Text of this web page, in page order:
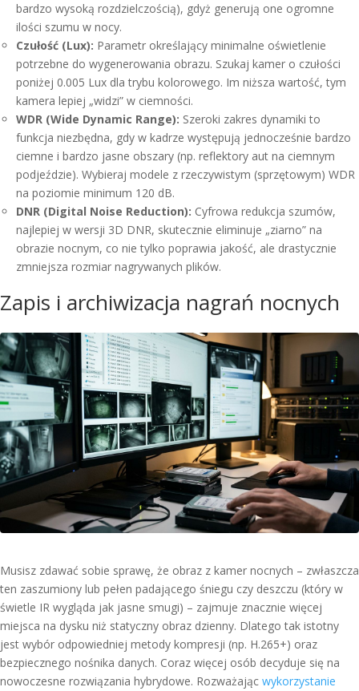
bardzo wysoką rozdzielczością), gdyż generują one ogromne
ilości szumu w nocy.
Czułość (Lux): Parametr określający minimalne oświetlenie
potrzebne do wygenerowania obrazu. Szukaj kamer o czułości
poniżej 0.005 Lux dla trybu kolorowego. Im niższa wartość, tym
kamera lepiej „widzi” w ciemności.
WDR (Wide Dynamic Range): Szeroki zakres dynamiki to
funkcja niezbędna, gdy w kadrze występują jednocześnie bardzo
ciemne i bardzo jasne obszary (np. reflektory aut na ciemnym
podjeździe). Wybieraj modele z rzeczywistym (sprzętowym) WDR
na poziomie minimum 120 dB.
DNR (Digital Noise Reduction): Cyfrowa redukcja szumów,
najlepiej w wersji 3D DNR, skutecznie eliminuje „ziarno” na
obrazie nocnym, co nie tylko poprawia jakość, ale drastycznie
zmniejsza rozmiar nagrywanych plików.
Zapis i archiwizacja nagrań nocnych
Musisz zdawać sobie sprawę, że obraz z kamer nocnych – zwłaszcza
ten zaszumiony lub pełen padającego śniegu czy deszczu (który w
świetle IR wygląda jak jasne smugi) – zajmuje znacznie więcej
miejsca na dysku niż statyczny obraz dzienny. Dlatego tak istotny
jest wybór odpowiedniej metody kompresji (np. H.265+) oraz
bezpiecznego nośnika danych. Coraz więcej osób decyduje się na
nowoczesne rozwiązania hybrydowe. Rozważając wykorzystanie